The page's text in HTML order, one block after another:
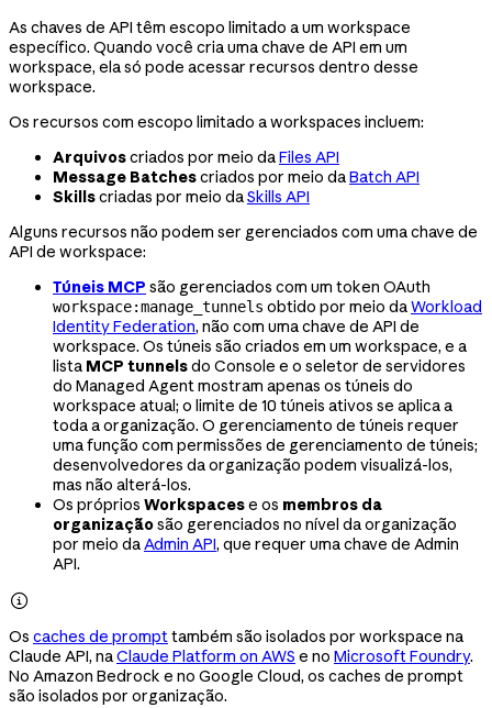
As chaves de API têm escopo limitado a um workspace
específico. Quando você cria uma chave de API em um
workspace, ela só pode acessar recursos dentro desse
workspace.
Os recursos com escopo limitado a workspaces incluem:
Arquivoscriados por meio daFiles API
Message Batchescriados por meio daBatch API
Skillscriadas por meio daSkills API
Alguns recursos não podem ser gerenciados com uma chave de
API de workspace:
Túneis MCP são gerenciados com um token OAuth
workspace:manage_tunnels obtido por meio daWorkload
Identity Federation, não com uma chave de API de
workspace. Os túneis são criados em um workspace, e a
lista MCP tunnelsdo Console e o seletor de servidores
do Managed Agent mostram apenas os túneis do
workspace atual; o limite de 10 túneis ativos se aplica a
toda a organização. O gerenciamento de túneis requer
uma função com permissões de gerenciamento de túneis;
desenvolvedores da organização podem visualizá-los,
mas não alterá-los.
Os próprios Workspacese os membros da
organizaçãosão gerenciados no nível da organização
por meio daAdmin API, que requer uma chave de Admin
API.

Os caches de prompttambém são isolados por workspace na
Claude API, naClaude Platform on AWS e no Microsoft Foundry.
No Amazon Bedrock e no Google Cloud, os caches de prompt
são isolados por organização.